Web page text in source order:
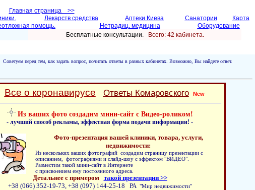
Главная страница >>
Лекарств средства Аптеки Киева Санатории
Карта
помощь. Нетрадиц. медицина Оборудование
Бесплатные консультации.
Всего: 42 кабинетa.
Советуем перед тем, как задать вопрос, почитать ответы в разных кабинетах. Возможно, Вы найдете ответ.
Все о коронавирусе Ответы Комаровского New
Из ваших фото создадим мини-сайт с Видео-роликом!
- лучший способ рекламы, эффектная форма подачи информации! -
Фото-презентация вашей клиники, товара, услуги,
недвижимости:
Из нескольких ваших фотографий создадим страницу презентации с
описанием, фотографиями и слайд-шоу с эффектом "ВИДЕО".
Разместим такой мини-сайт в Интернете
с присвоением ему постоянного адреса.
Детальнее с примером такой презентации >>
+38 (066) 352-19-73, +38 (097) 144-25-18 РА "Мир недвижимости"